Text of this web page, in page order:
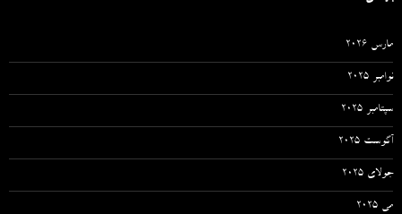
مارس 2026
نوامبر 2025
سپتامبر 2025
آگوست 2025
جولای 2025
می 2025